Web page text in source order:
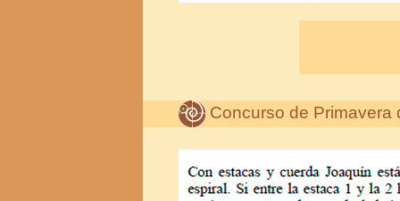
Concurso de Primavera